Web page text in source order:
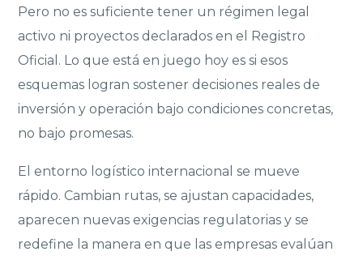
Pero no es suficiente tener un régimen legal
activo ni proyectos declarados en el Registro
Oficial. Lo que está en juego hoy es si esos
esquemas logran sostener decisiones reales de
inversión y operación bajo condiciones concretas,
no bajo promesas.
El entorno logístico internacional se mueve
rápido. Cambian rutas, se ajustan capacidades,
aparecen nuevas exigencias regulatorias y se
redefine la manera en que las empresas evalúan